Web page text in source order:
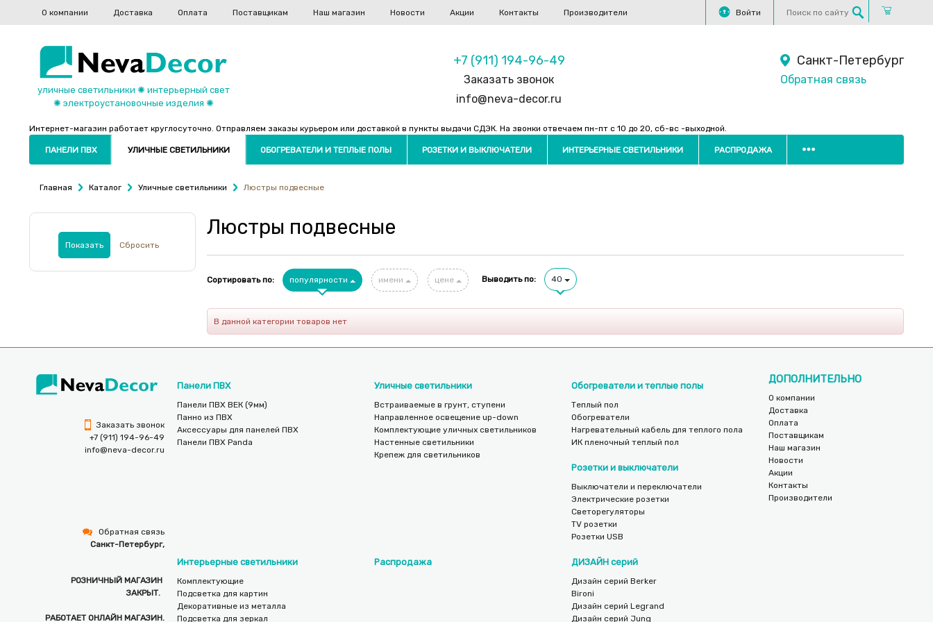
Войти
О компании Доставка Оплата Поставщикам Наш магазин Новости Акции Контакты Производители
уличные светильники ✺ интерьерный свет
✺ электроустановочные изделия ✺
+7 (911) 194-96-49
Заказать звонок
info@neva-decor.ru
Санкт-Петербург
Обратная связь
Интернет-магазин работает круглосуточно. Отправляем заказы курьером или доставкой в пункты выдачи СДЭК. На звонки отвечаем пн-пт с 10 до 20, сб-вс -выходной.
ПАНЕЛИ ПВХ УЛИЧНЫЕ СВЕТИЛЬНИКИ ОБОГРЕВАТЕЛИ И ТЕПЛЫЕ ПОЛЫ РОЗЕТКИ И ВЫКЛЮЧАТЕЛИ ИНТЕРЬЕРНЫЕ СВЕТИЛЬНИКИ РАСПРОДАЖА
Главная Каталог Уличные светильники Люстры подвесные
Люстры подвесные
Сортировать по: популярности имени цене Выводить по: 40
В данной категории товаров нет
Заказать звонок
+7 (911) 194-96-49
info@neva-decor.ru
Обратная связь
Санкт-Петербург,
РОЗНИЧНЫЙ МАГАЗИН
ЗАКРЫТ.
РАБОТАЕТ ОНЛАЙН МАГАЗИН.
Панели ПВХ
Панели ПВХ ВЕК (9мм)
Панно из ПВХ
Аксессуары для панелей ПВХ
Панели ПВХ Panda
Уличные светильники
Встраиваемые в грунт, ступени
Направленное освещение up-down
Комплектующие уличных светильников
Настенные светильники
Крепеж для светильников
Обогреватели и теплые полы
Теплый пол
Обогреватели
Нагревательный кабель для теплого пола
ИК пленочный теплый пол
Розетки и выключатели
Выключатели и переключатели
Электрические розетки
Светорегуляторы
TV розетки
Розетки USB
Интерьерные светильники
Комплектующие
Подсветка для картин
Декоративные из металла
Подсветка для зеркал
Распродажа ДИЗАЙН серий
Дизайн серий Berker
Bironi
Дизайн серий Legrand
Дизайн серий Jung
ДОПОЛНИТЕЛЬНО
О компании
Доставка
Оплата
Поставщикам
Наш магазин
Новости
Акции
Контакты
Производители